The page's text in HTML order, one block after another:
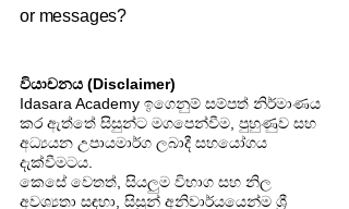
or messages?
වියාචනය (Disclaimer)
Idasara Academy ඉගෙනුම් සම්පත් නිර්මාණය
කර ඇත්තේ සිසුන්ට මගපෙන්වීම, පුහුණුව සහ
අධ්‍යයන උපායමාර්ග ලබාදී සහයෝගය
දැක්වීමටය.
කෙසේ වෙතත්, සියලුම විභාග සහ නිල
අවශ්‍යතා සඳහා, සිසුන් අනිවාර්යයෙන්ම ශ්‍රී